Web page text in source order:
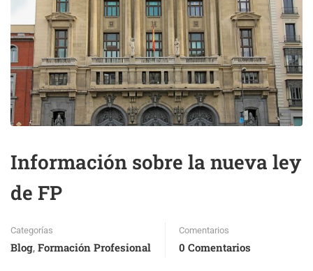
Información sobre la nueva ley
de FP
Categorías
Blog, Formación Profesional
Comentarios
0 Comentarios